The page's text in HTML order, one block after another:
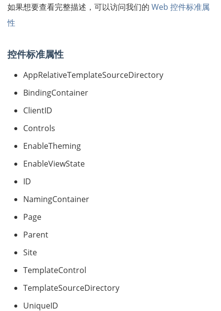
如果想要查看完整描述，可以访问我们的 Web 控件标准属
性
控件标准属性
AppRelativeTemplateSourceDirectory
BindingContainer
ClientID
Controls
EnableTheming
EnableViewState
ID
NamingContainer
Page
Parent
Site
TemplateControl
TemplateSourceDirectory
UniqueID